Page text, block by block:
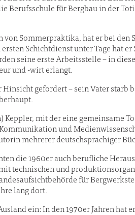
Berufsschule für Bergbau in der
von Sommerpraktika, hat er bei den
Schichtdienst unter Tage hat er
seine erste Arbeitsstelle – in
und -wirt erlangt.
Hinsicht gefordert – sein Vater
Keppler, mit der eine gemeinsame
und
mehrerer deutschsprachiger
die 1960er auch berufliche
technischen und
für
lang dort.
ein: In den 1970er Jahren hat